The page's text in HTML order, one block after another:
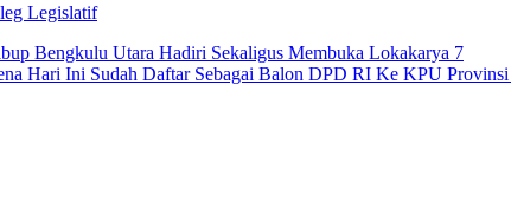
Legislatif
Bengkulu Utara Hadiri Sekaligus Membuka Lokakarya 7
Hari Ini Sudah Daftar Sebagai Balon DPD RI Ke KPU